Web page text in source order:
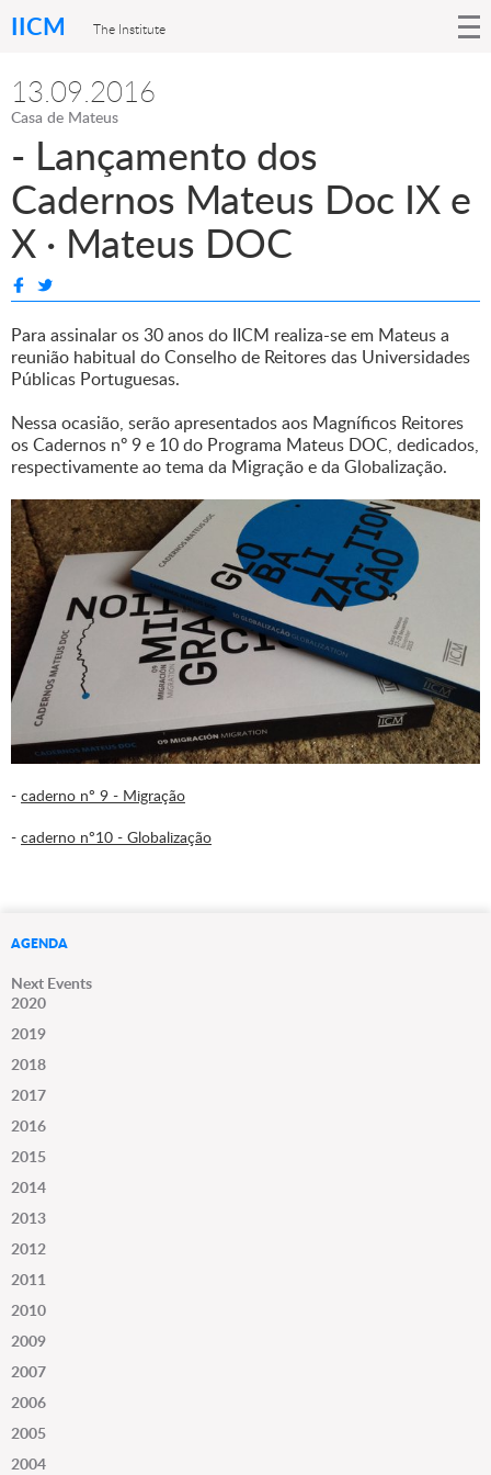
IICM The Institute
13.09.2016
Casa de Mateus
- Lançamento dos
Cadernos Mateus Doc IX e
X · Mateus DOC
Para assinalar os 30 anos do IICM realiza-se em Mateus a
reunião habitual do Conselho de Reitores das Universidades
Públicas Portuguesas.
Nessa ocasião, serão apresentados aos Magníficos Reitores
os Cadernos nº 9 e 10 do Programa Mateus DOC, dedicados,
respectivamente ao tema da Migração e da Globalização.
- caderno nº 9 - Migração
- caderno nº10 - Globalização
AGENDA
Next Events
2020
2019
2018
2017
2016
2015
2014
2013
2012
2011
2010
2009
2007
2006
2005
2004